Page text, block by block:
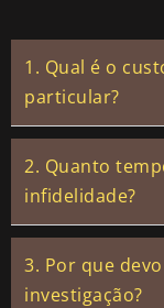
1. Qual é o
particular?
2. Quanto
infidelidade?
3. Por que
investigação?